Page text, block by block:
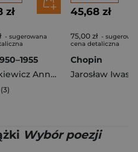
Iwaszkiewicz
zł
- sugerowana
Iwaszkiewicz Anna, Jarosław
45,68 zł
75,00 zł -
cena detaliczna
Chopin
Wybór poezji